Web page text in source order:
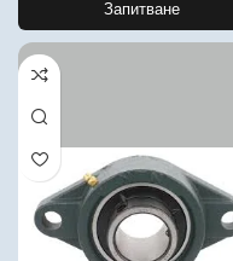
Запитване